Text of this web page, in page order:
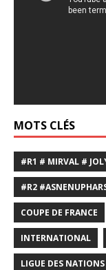
MOTS CLÉS
#R1 # MIRVAL #
#R2
COUPE DE FRANCE
INTERNATIONAL
LIGUE DES NATIONS